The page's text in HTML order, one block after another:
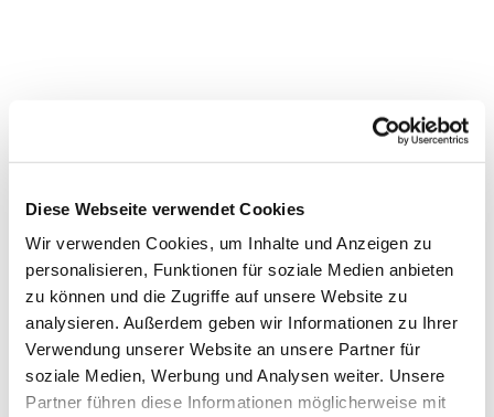
Diese Webseite verwendet Cookies
Wir verwenden Cookies, um Inhalte und Anzeigen zu
personalisieren, Funktionen für soziale Medien anbieten
zu können und die Zugriffe auf unsere Website zu
analysieren. Außerdem geben wir Informationen zu Ihrer
Verwendung unserer Website an unsere Partner für
soziale Medien, Werbung und Analysen weiter. Unsere
Partner führen diese Informationen möglicherweise mit
Dies könnte Sie auch
interessieren